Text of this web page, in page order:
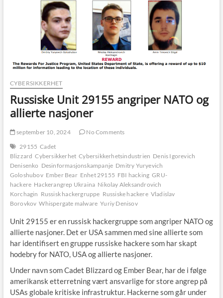
CYBERSIKKERHET
Russiske Unit 29155 angriper NATO og
allierte nasjoner
september 10, 2024
No Comments
29155 Cadet
Blizzard Cybersikkerhet Cybersikkerhetsindustrien Denis Igorevich
Denisenko Desinformasjonskampanje Dmitry Yuryevich
Goloshubov Ember Bear Enhet 29155 FBI hacking GRU-
hackere Hackerangrep Ukraina Nikolay Aleksandrovich
Korchagin Russisk hackergruppe Russiske hackere Vladislav
Borovkov Whispergate malware Yuriy Denisov
Unit 29155 er en russisk hackergruppe som angriper NATO og
allierte nasjoner. Det er USA sammen med sine allierte som
har identifisert en gruppe russiske hackere som har skapt
hodebry for NATO, USA og allierte nasjoner.
Under navn som Cadet Blizzard og Ember Bear, har de i følge
amerikansk etterretning vært ansvarlige for store angrep på
USAs globale kritiske infrastruktur. Hackerne som går under